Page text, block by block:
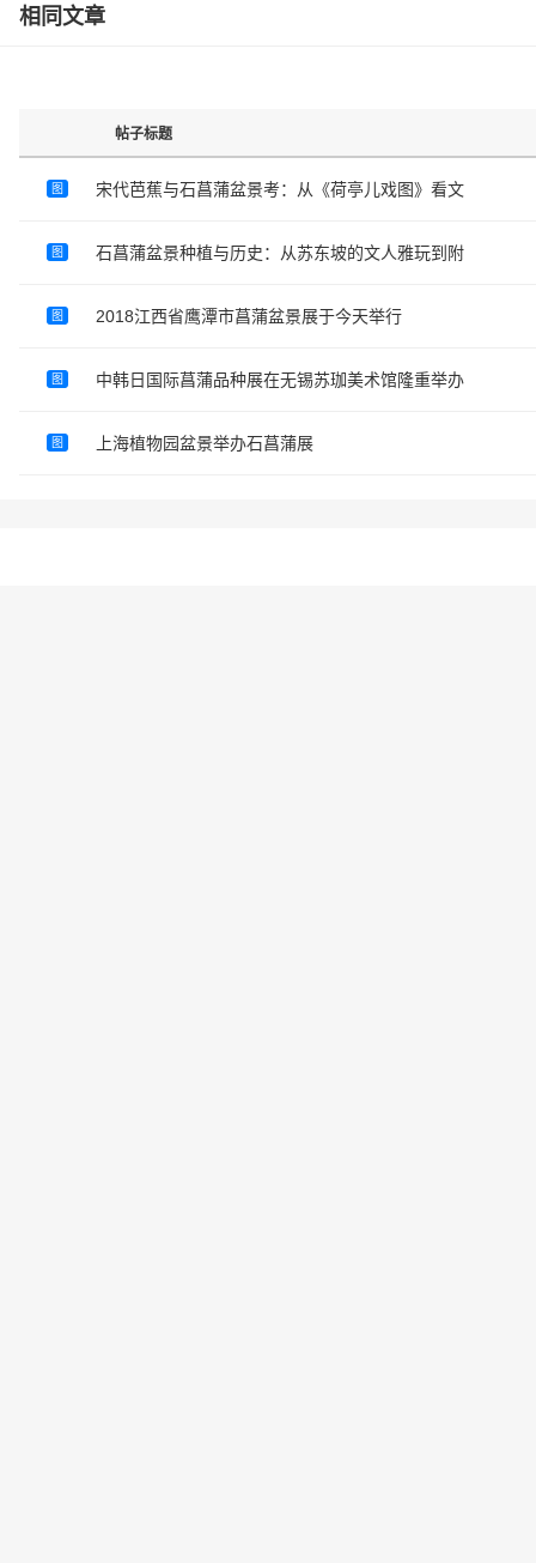
相同文章
帖子标题
图 宋代芭蕉与石菖蒲盆景考：从《荷亭儿戏图》看文
图 石菖蒲盆景种植与历史：从苏东坡的文人雅玩到附
图 2018江西省鹰潭市菖蒲盆景展于今天举行
图 中韩日国际菖蒲品种展在无锡苏珈美术馆隆重举办
图 上海植物园盆景举办石菖蒲展